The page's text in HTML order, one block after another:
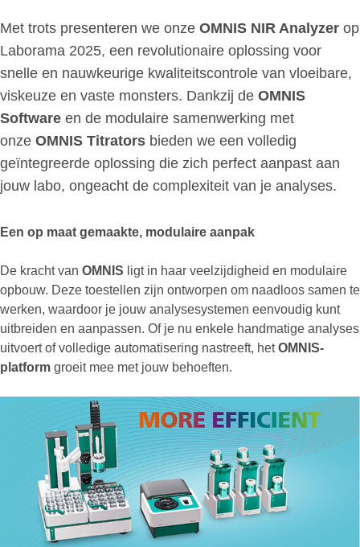
Met trots presenteren we onze OMNIS NIR Analyzer op
Laborama 2025, een revolutionaire oplossing voor
snelle en nauwkeurige kwaliteitscontrole van vloeibare,
viskeuze en vaste monsters. Dankzij de OMNIS
Software en de modulaire samenwerking met
onze OMNIS Titrators bieden we een volledig
geïntegreerde oplossing die zich perfect aanpast aan
jouw labo, ongeacht de complexiteit van je analyses.
Een op maat gemaakte, modulaire aanpak
De kracht van OMNIS ligt in haar veelzijdigheid en modulaire
opbouw. Deze toestellen zijn ontworpen om naadloos samen te
werken, waardoor je jouw analysesystemen eenvoudig kunt
uitbreiden en aanpassen. Of je nu enkele handmatige analyses
uitvoert of volledige automatisering nastreeft, hetOMNIS-
platform groeit mee met jouw behoeften.